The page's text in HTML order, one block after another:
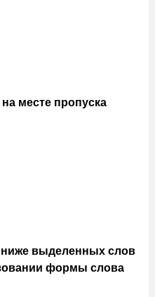
месте пропуска
выделенных слов
формы слова